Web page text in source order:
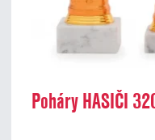
Poháry HASIČI